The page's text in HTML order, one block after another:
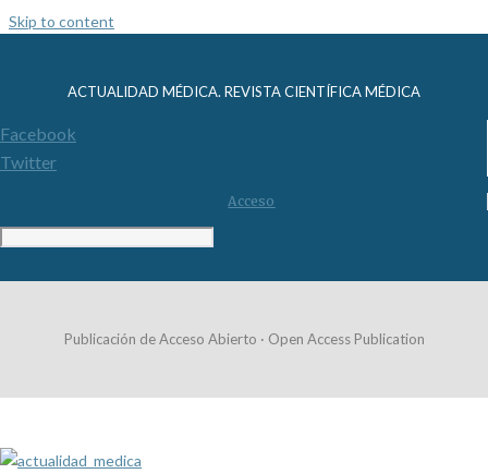
Skip to content
ACTUALIDAD MÉDICA. REVISTA CIENTÍFICA MÉDICA
Facebook
Twitter
Acceso
Publicación de Acceso Abierto · Open Access Publication